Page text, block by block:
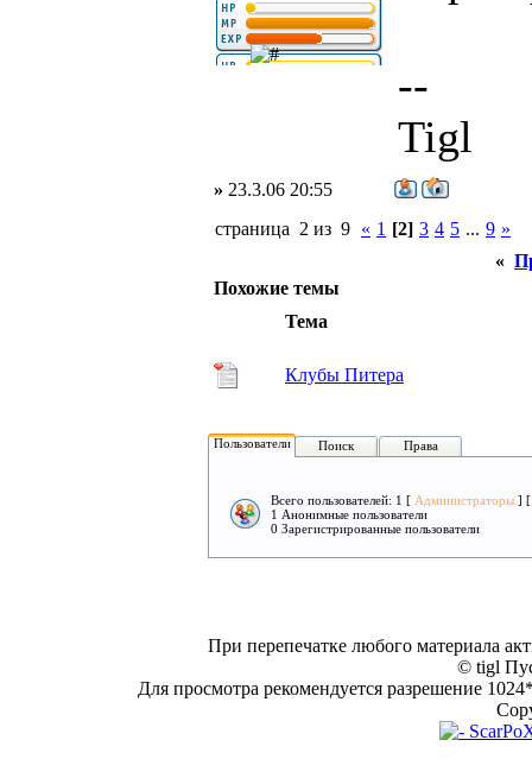
--
Tigl
» 23.3.06 20:55
страница 2 из 9 « 1 [2] 3 4 5 ... 9 »
«
Похожие темы
Тема
Клубы Питера
Пользователи Поиск Права
Всего пользователей: 1 [ Администраторы ]
1 Анонимные пользователи
0 Зарегистрированные пользователи
При перепечатке любого материала
© tigl
Для просмотра рекомендуется разрешение